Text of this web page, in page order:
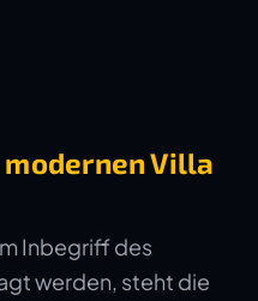
modernen Villa
Inbegriff des
werden, steht die